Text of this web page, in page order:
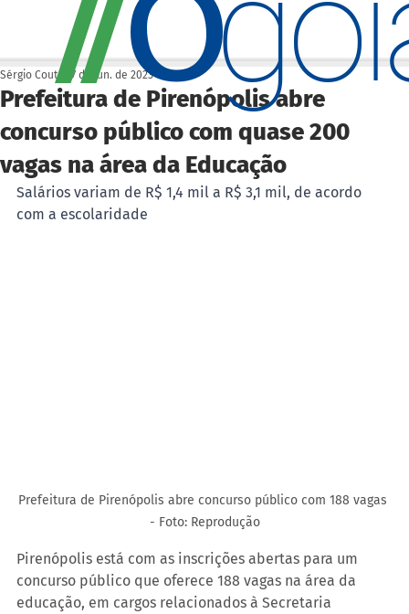
Prefeitura de Pirenópolis abre
concurso público com quase 200
vagas na área da Educação
Sérgio Couto 27 de jun. de 2023
Salários variam de R$ 1,4 mil a R$ 3,1 mil, de acordo
com a escolaridade
Prefeitura de Pirenópolis abre concurso público com 188 vagas
- Foto: Reprodução
Pirenópolis está com as inscrições abertas para um
concurso público que oferece 188 vagas na área da
educação, em cargos relacionados à Secretaria